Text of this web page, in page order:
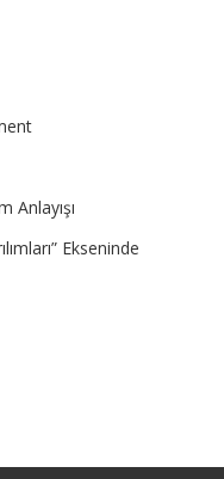
Anlayışı
Ekseninde